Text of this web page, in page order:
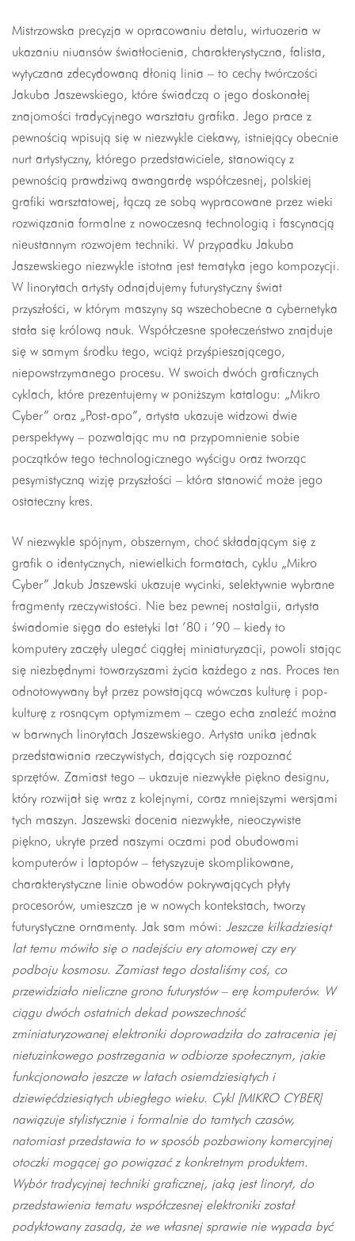
Mistrzowska precyzja w opracowaniu detalu, wirtuozeria w
ukazaniu niuansów światłocienia, charakterystyczna, falista,
wytyczana zdecydowaną dłonią linia – to cechy twórczości
Jakuba Jaszewskiego, które świadczą o jego doskonałej
znajomości tradycyjnego warsztatu grafika. Jego prace z
pewnością wpisują się w niezwykle ciekawy, istniejący obecnie
nurt artystyczny, którego przedstawiciele, stanowiący z
pewnością prawdziwą awangardę współczesnej, polskiej
grafiki warsztatowej, łączą ze sobą wypracowane przez wieki
rozwiązania formalne z nowoczesną technologią i fascynacją
nieustannym rozwojem techniki. W przypadku Jakuba
Jaszewskiego niezwykle istotna jest tematyka jego kompozycji.
W linorytach artysty odnajdujemy futurystyczny świat
przyszłości, w którym maszyny są wszechobecne a cybernetyka
stała się królową nauk. Współczesne społeczeństwo znajduje
się w samym środku tego, wciąż przyśpieszającego,
niepowstrzymanego procesu. W swoich dwóch graficznych
cyklach, które prezentujemy w poniższym katalogu: „Mikro
Cyber” oraz „Post-apo”, artysta ukazuje widzowi dwie
perspektywy – pozwalając mu na przypomnienie sobie
początków tego technologicznego wyścigu oraz tworząc
pesymistyczną wizję przyszłości – która stanowić może jego
ostateczny kres.
W niezwykle spójnym, obszernym, choć składającym się z
grafik o identycznych, niewielkich formatach, cyklu „Mikro
Cyber” Jakub Jaszewski ukazuje wycinki, selektywnie wybrane
fragmenty rzeczywistości. Nie bez pewnej nostalgii, artysta
świadomie sięga do estetyki lat ’80 i ’90 – kiedy to
komputery zaczęły ulegać ciągłej miniaturyzacji, powoli stając
się niezbędnymi towarzyszami życia każdego z nas. Proces ten
odnotowywany był przez powstającą wówczas kulturę i pop-
kulturę z rosnącym optymizmem – czego echa znaleźć można
w barwnych linorytach Jaszewskiego. Artysta unika jednak
przedstawiania rzeczywistych, dających się rozpoznać
sprzętów. Zamiast tego – ukazuje niezwykłe piękno designu,
który rozwijał się wraz z kolejnymi, coraz mniejszymi wersjami
tych maszyn. Jaszewski docenia niezwykłe, nieoczywiste
piękno, ukryte przed naszymi oczami pod obudowami
komputerów i laptopów – fetyszyzuje skomplikowane,
charakterystyczne linie obwodów pokrywających płyty
procesorów, umieszcza je w nowych kontekstach, tworzy
futurystyczne ornamenty. Jak sam mówi: Jeszcze kilkadziesiąt
lat temu mówiło się o nadejściu ery atomowej czy ery
podboju kosmosu. Zamiast tego dostaliśmy coś, co
przewidziało nieliczne grono futurystów – erę komputerów. W
ciągu dwóch ostatnich dekad powszechność
zminiaturyzowanej elektroniki doprowadziła do zatracenia jej
nietuzinkowego postrzegania w odbiorze społecznym, jakie
funkcjonowało jeszcze w latach osiemdziesiątych i
dziewięćdziesiątych ubiegłego wieku. Cykl [MIKRO CYBER]
nawiązuje stylistycznie i formalnie do tamtych czasów,
natomiast przedstawia to w sposób pozbawiony komercyjnej
otoczki mogącej go powiązać z konkretnym produktem.
Wybór tradycyjnej techniki graficznej, jaką jest linoryt, do
przedstawienia tematu współczesnej elektroniki został
podyktowany zasadą, że we własnej sprawie nie wypada być